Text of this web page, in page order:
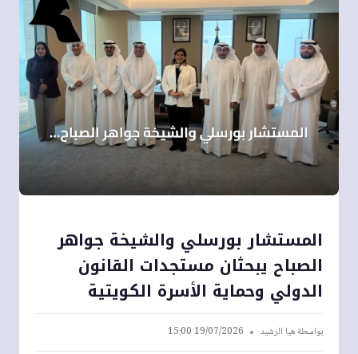
المستشار بورسلي والشيخة جواهر
الصباح يبحثان مستجدات القانون
الدولي وحماية الأسرة الكويتية
بواسطةهيا الرشيد 19/07/2026 15:00